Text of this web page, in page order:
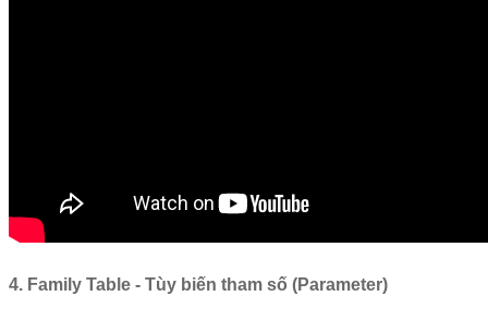
4. Family Table - Tùy biến tham số (Parameter)